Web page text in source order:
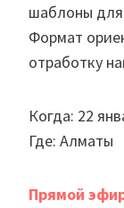
шаблоны для
Формат
отработку
Когда: 22
Где: Алматы
Прямой